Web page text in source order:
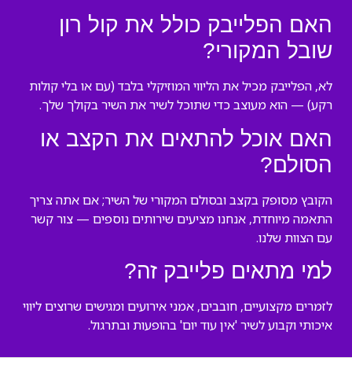
האם הפלייבק כולל את קול רון
שובל המקורי?
לא, הפלייבק מכיל את הליווי המוזיקלי בלבד (עם או בלי קולות
רקע) — הוא מעוצב כדי שתוכל לשיר את השיר בקולך שלך.
האם אוכל להתאים את הקצב או
הסולם?
הקובץ מסופק בקצב ובסולם המקורי של השיר; אם אתה צריך
התאמה מיוחדת, אנחנו מציעים שירותים נוספים — צור קשר
עם הצוות שלנו.
למי מתאים פלייבק זה?
לזמרים מקצועיים, חובבים, אמני אירועים ומגישים שרוצים ליווי
איכותי וקבוע לשיר 'אין עוד יום' בהופעות ובתרגול.